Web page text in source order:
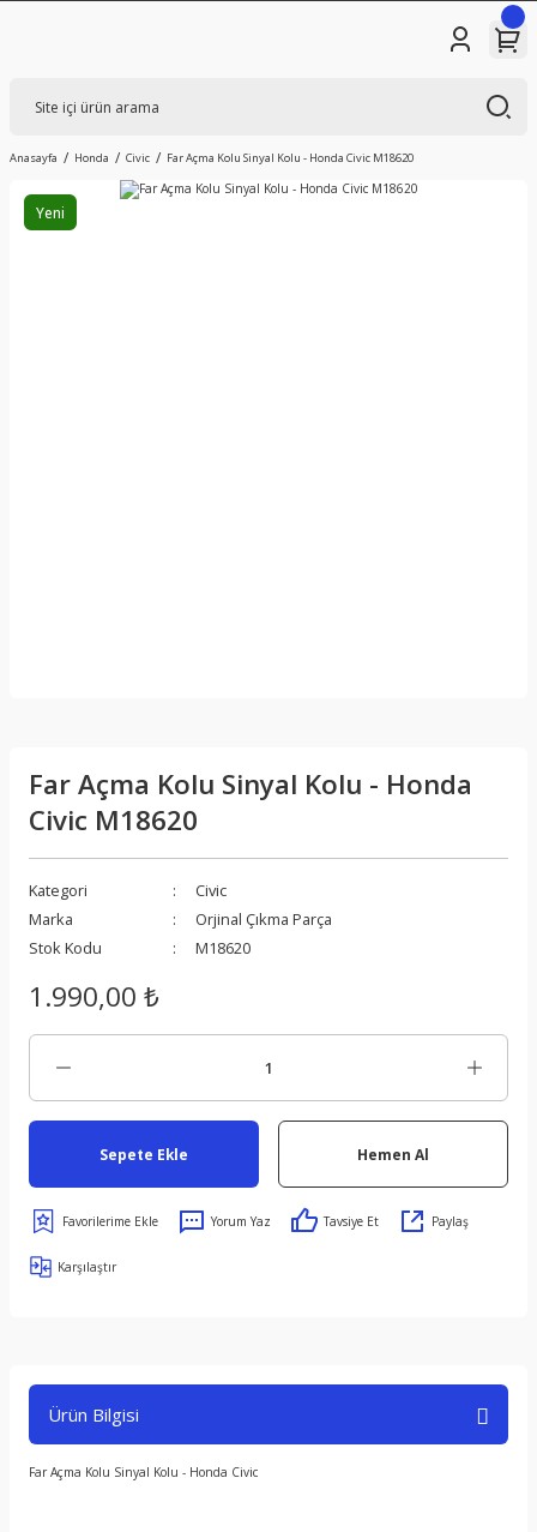
Anasayfa Honda Civic Far Açma Kolu Sinyal Kolu - Honda Civic M18620
Yeni
Far Açma Kolu Sinyal Kolu - Honda
Civic M18620
Kategori
Civic
Marka
Orjinal Çıkma Parça
Stok Kodu
M18620
1.990,00 ₺
Sepete Ekle Hemen Al
Yorum Yaz Tavsiye Et Paylaş
Karşılaştır
Ürün Bilgisi
Far Açma Kolu Sinyal Kolu - Honda Civic